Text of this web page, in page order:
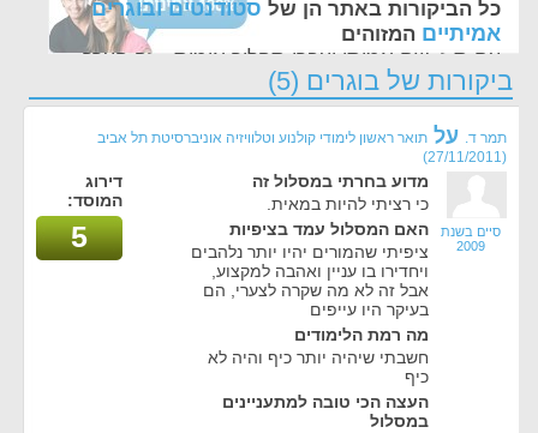
כל הביקורות באתר הן של סטודנטים ובוגרים
אמיתיים המזוהים
עם ת.ז, שם אמיתי ועברו תהליך אימות - זה הערך
החשוב לנו ביותר באתר
ביקורות של בוגרים (5)
תמר ד. על תואר ראשון לימודי קולנוע וטלוויזיה אוניברסיטת תל אביב
(27/11/2011)
סיים בשנת
2009
מדוע בחרתי במסלול זה
כי רציתי להיות במאית.
האם המסלול עמד בציפיות
ציפיתי שהמורים יהיו יותר נלהבים
ויחדירו בו עניין ואהבה למקצוע,
אבל זה לא מה שקרה לצערי, הם
בעיקר היו עייפים
מה רמת הלימודים
חשבתי שיהיה יותר כיף והיה לא
כיף
העצה הכי טובה למתעניינים
במסלול
דירוג
המוסד:
5